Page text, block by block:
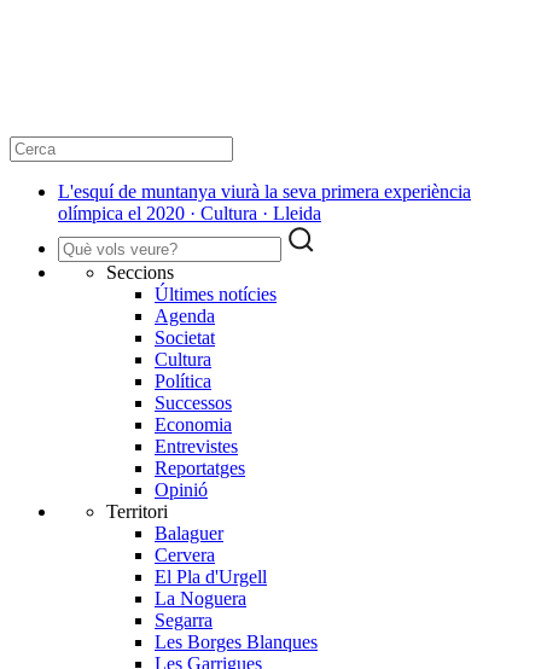
L'esquí de muntanya viurà la seva primera experiència
olímpica el 2020 · Cultura · Lleida
Seccions
Últimes notícies
Agenda
Societat
Cultura
Política
Successos
Economia
Entrevistes
Reportatges
Opinió
Territori
Balaguer
Cervera
El Pla d'Urgell
La Noguera
Segarra
Les Borges Blanques
Les Garrigues